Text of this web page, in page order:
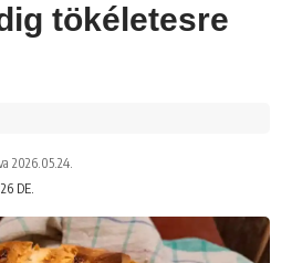
tökéletesre
DE.
2026.05.24.